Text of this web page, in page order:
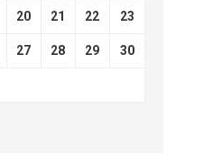
20 21 22 23
27 28 29 30